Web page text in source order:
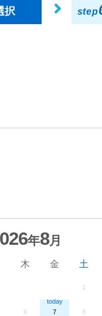
択 step
年8月
木 金 土
1
6 7 8